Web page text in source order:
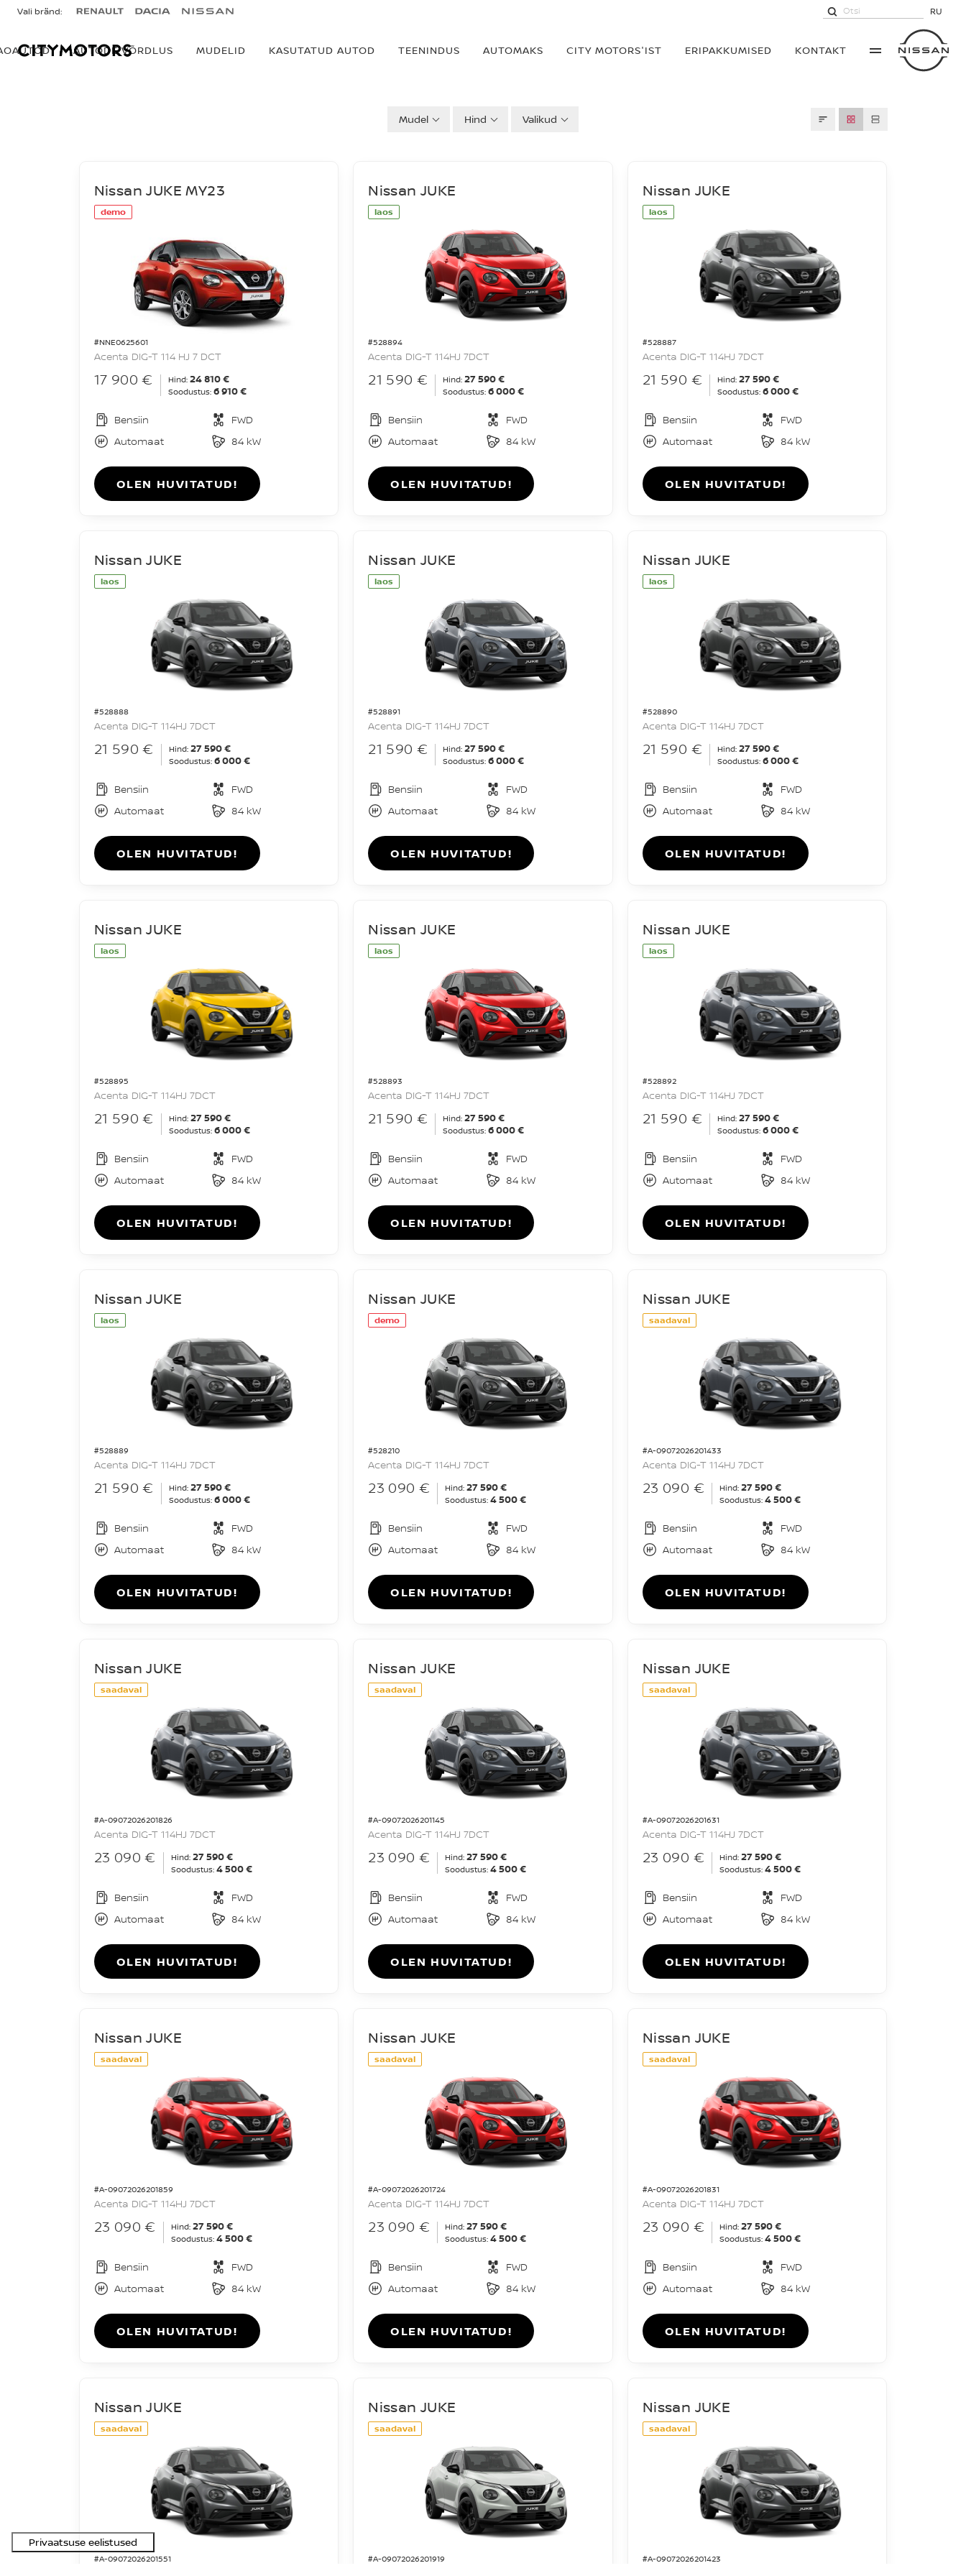
Vali bränd:
AUTODE VÕRDLUS MUDELID KASUTATUD AUTOD TEENINDUS AUTOMAKS CITY MOTORS'IST ERIPAKKUMISED KONTAKT
RU
Mudel Hind Valikud
demo
#NNE0625601
Nissan JUKE MY23
Acenta DIG-T 114 HJ 7 DCT
17 900 € Hind: 24 810 €
Soodustus: 6 910 €
Bensiin
FWD
Automaat
84 kW
OLEN HUVITATUD!
laos
#528894
Nissan JUKE
Acenta DIG-T 114HJ 7DCT
21 590 € Hind: 27 590 €
Soodustus: 6 000 €
Bensiin
FWD
Automaat
84 kW
OLEN HUVITATUD!
laos
#528887
Nissan JUKE
Acenta DIG-T 114HJ 7DCT
21 590 € Hind: 27 590 €
Soodustus: 6 000 €
Bensiin
FWD
Automaat
84 kW
OLEN HUVITATUD!
laos
#528888
Nissan JUKE
Acenta DIG-T 114HJ 7DCT
21 590 € Hind: 27 590 €
Soodustus: 6 000 €
Bensiin
FWD
Automaat
84 kW
OLEN HUVITATUD!
laos
#528891
Nissan JUKE
Acenta DIG-T 114HJ 7DCT
21 590 € Hind: 27 590 €
Soodustus: 6 000 €
Bensiin
FWD
Automaat
84 kW
OLEN HUVITATUD!
laos
#528890
Nissan JUKE
Acenta DIG-T 114HJ 7DCT
21 590 € Hind: 27 590 €
Soodustus: 6 000 €
Bensiin
FWD
Automaat
84 kW
OLEN HUVITATUD!
laos
#528895
Nissan JUKE
Acenta DIG-T 114HJ 7DCT
21 590 € Hind: 27 590 €
Soodustus: 6 000 €
Bensiin
FWD
Automaat
84 kW
OLEN HUVITATUD!
laos
#528893
Nissan JUKE
Acenta DIG-T 114HJ 7DCT
21 590 € Hind: 27 590 €
Soodustus: 6 000 €
Bensiin
FWD
Automaat
84 kW
OLEN HUVITATUD!
laos
#528892
Nissan JUKE
Acenta DIG-T 114HJ 7DCT
21 590 € Hind: 27 590 €
Soodustus: 6 000 €
Bensiin
FWD
Automaat
84 kW
OLEN HUVITATUD!
laos
#528889
Nissan JUKE
Acenta DIG-T 114HJ 7DCT
21 590 € Hind: 27 590 €
Soodustus: 6 000 €
Bensiin
FWD
Automaat
84 kW
OLEN HUVITATUD!
demo
#528210
Nissan JUKE
Acenta DIG-T 114HJ 7DCT
23 090 € Hind: 27 590 €
Soodustus: 4 500 €
Bensiin
FWD
Automaat
84 kW
OLEN HUVITATUD!
saadaval
#A-09072026201433
Nissan JUKE
Acenta DIG-T 114HJ 7DCT
23 090 € Hind: 27 590 €
Soodustus: 4 500 €
Bensiin
FWD
Automaat
84 kW
OLEN HUVITATUD!
saadaval
#A-09072026201826
Nissan JUKE
Acenta DIG-T 114HJ 7DCT
23 090 € Hind: 27 590 €
Soodustus: 4 500 €
Bensiin
FWD
Automaat
84 kW
OLEN HUVITATUD!
saadaval
#A-09072026201145
Nissan JUKE
Acenta DIG-T 114HJ 7DCT
23 090 € Hind: 27 590 €
Soodustus: 4 500 €
Bensiin
FWD
Automaat
84 kW
OLEN HUVITATUD!
saadaval
#A-09072026201631
Nissan JUKE
Acenta DIG-T 114HJ 7DCT
23 090 € Hind: 27 590 €
Soodustus: 4 500 €
Bensiin
FWD
Automaat
84 kW
OLEN HUVITATUD!
saadaval
#A-09072026201859
Nissan JUKE
Acenta DIG-T 114HJ 7DCT
23 090 € Hind: 27 590 €
Soodustus: 4 500 €
Bensiin
FWD
Automaat
84 kW
OLEN HUVITATUD!
saadaval
#A-09072026201724
Nissan JUKE
Acenta DIG-T 114HJ 7DCT
23 090 € Hind: 27 590 €
Soodustus: 4 500 €
Bensiin
FWD
Automaat
84 kW
OLEN HUVITATUD!
saadaval
#A-09072026201831
Nissan JUKE
Acenta DIG-T 114HJ 7DCT
23 090 € Hind: 27 590 €
Soodustus: 4 500 €
Bensiin
FWD
Automaat
84 kW
OLEN HUVITATUD!
saadaval
#A-09072026201551
Nissan JUKE
saadaval
#A-09072026201919
Nissan JUKE
saadaval
#A-09072026201423
Nissan JUKE